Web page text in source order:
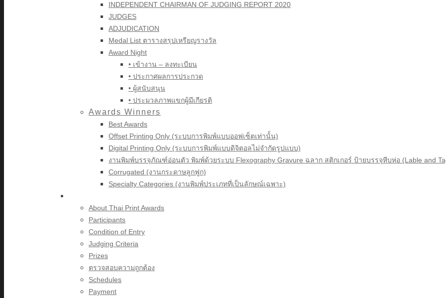
INDEPENDENT CHAIRMAN OF JUDGING REPORT 2020
JUDGES
ADJUDICATION
Medal List ตารางสรุปเหรียญรางวัล
Award Night
• เข้างาน – ลงทะเบียน
• ประกาศผลการประกวด
• ผู้สนับสนุน
• ประมวลภาพแขกผู้มีเกียรติ
Awards Winners
Best Awards
Offset Printing Only (ระบบการพิมพ์แบบออฟเซ็ตเท่านั้น)
Digital Printing Only (ระบบการพิมพ์แบบดิจิตอลไม่จำกัดรูปแบบ)
งานพิมพ์บรรจุภัณฑ์อ่อนตัว พิมพ์ด้วยระบบ Flexography Gravure ฉลาก สติกเกอร์ ป้ายบรรจุหีบห่อ (Lable and
Corrugated (งานกระดาษลูกฟูก)
Specialty Categories (งานพิมพ์ประเภทที่เป็นลักษณ์เฉพาะ)
About Thai Print Awards
Participants
Condition of Entry
Judging Criteria
Prizes
ตรวจสอบความถูกต้อง
Schedules
Payment